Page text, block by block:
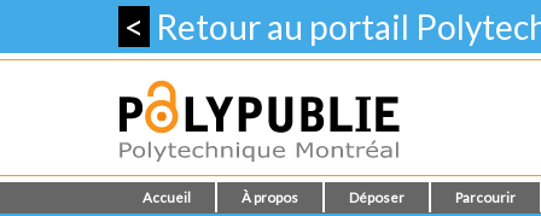
< Retour au portail
Accueil À propos Déposer Parcourir